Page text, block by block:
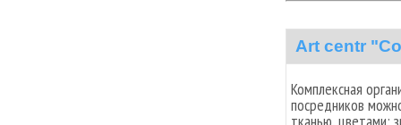
Art centr
Комплексная
посредников
тканью, цветами;